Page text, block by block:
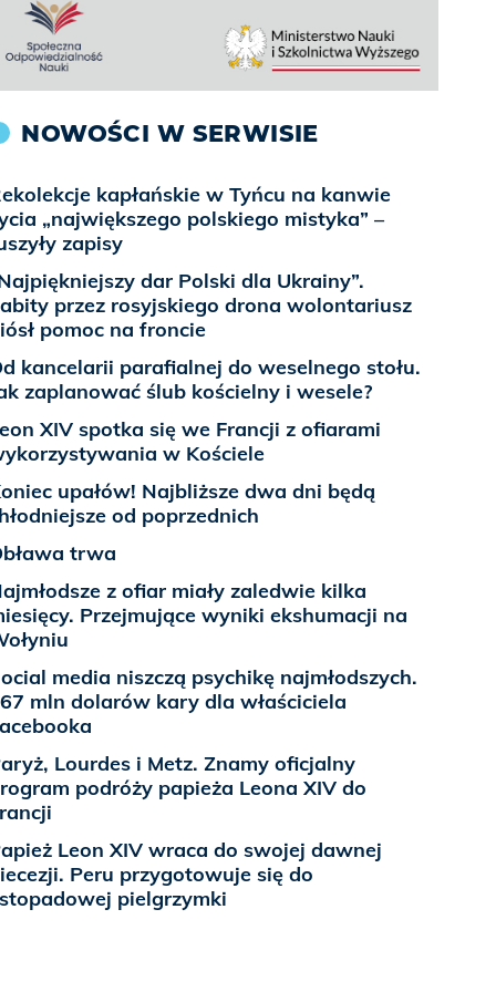
NOWOŚCI W SERWISIE
kapłańskie w Tyńcu na kanwie
„największego polskiego mistyka” –
zapisy
dar Polski dla Ukrainy”.
przez rosyjskiego drona wolontariusz
pomoc na froncie
kancelarii parafialnej do weselnego stołu.
zaplanować ślub kościelny i wesele?
XIV spotka się we Francji z ofiarami
w Kościele
upałów! Najbliższe dwa dni będą
od poprzednich
trwa
z ofiar miały zaledwie kilka
Przejmujące wyniki ekshumacji na
media niszczą psychikę najmłodszych.
mln dolarów kary dla właściciela
Lourdes i Metz. Znamy oficjalny
podróży papieża Leona XIV do
Leon XIV wraca do swojej dawnej
Peru przygotowuje się do
pielgrzymki